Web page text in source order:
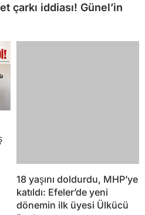
çarkı iddiası! Günel’in
18 yaşını doldurdu, MHP’ye
katıldı: Efeler’de yeni
dönemin ilk üyesi Ülkücü